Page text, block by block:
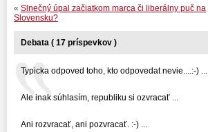
« Slnečný úpal začiatkom marca či liberálny puč na
Slovensku?
Debata ( 17 príspevkov )
Typicka odpoved toho, kto odpovedat nevie....:-) ...
Ale inak súhlasím, republiku si ozvracať ...
Ani rozvracať, ani pozvracať. :-) ...